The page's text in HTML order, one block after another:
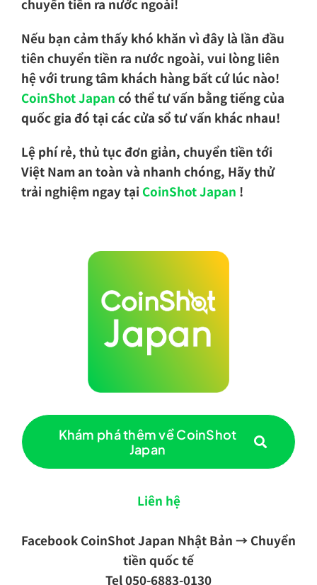
chuyển tiền ra nước ngoài!
Nếu bạn cảm thấy khó khăn vì đây là lần đầu
tiên chuyển tiền ra nước ngoài, vui lòng liên
hệ với trung tâm khách hàng bất cứ lúc nào!
CoinShot Japan có thể tư vấn bằng tiếng của
quốc gia đó tại các cửa sổ tư vấn khác nhau!
Lệ phí rẻ, thủ tục đơn giản, chuyển tiền tới
Việt Nam an toàn và nhanh chóng, Hãy thử
trải nghiệm ngay tại CoinShot Japan !
Khám phá thêm về CoinShot
Japan
Liên hệ
Facebook CoinShot Japan Nhật Bản → Chuyển
tiền quốc tế
Tel050-6883-0130